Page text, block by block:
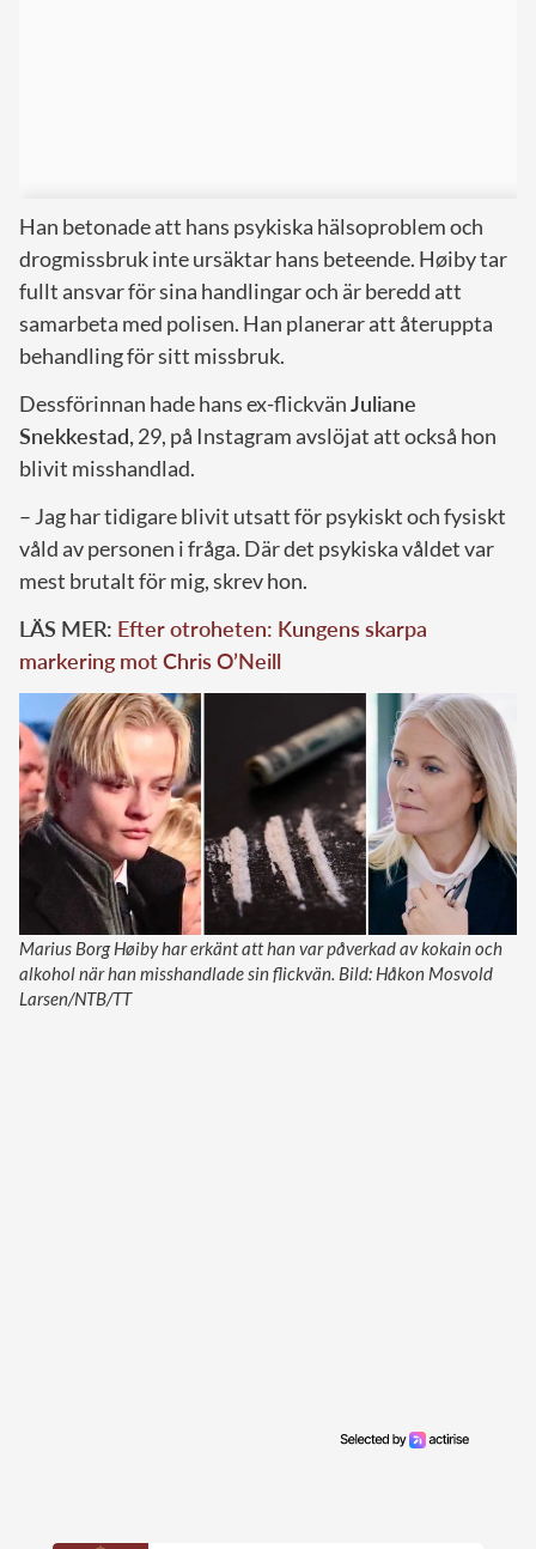
Han betonade att hans psykiska hälsoproblem och
drogmissbruk inte ursäktar hans beteende. Høiby tar
fullt ansvar för sina handlingar och är beredd att
samarbeta med polisen. Han planerar att återuppta
behandling för sitt missbruk.
Dessförinnan hade hans ex-flickvänJuliane
Snekkestad, 29, på Instagram avslöjat att också hon
blivit misshandlad.
– Jag har tidigare blivit utsatt för psykiskt och fysiskt
våld av personen i fråga. Där det psykiska våldet var
mest brutalt för mig, skrev hon.
LÄS MER: Efter otroheten: Kungens skarpa
markering mot Chris O’Neill
Marius Borg Høiby har erkänt att han var påverkad av kokain och
alkohol när han misshandlade sin flickvän. Bild: Håkon Mosvold
Larsen/NTB/TT